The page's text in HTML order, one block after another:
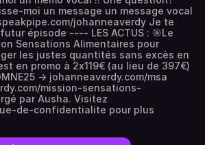
moi un message un message vocal
johanneaverdy Je te
épisode ---- LES ACTUS : 🎯Le
Sensations Alimentaires pour
les justes quantités sans excès en
en promo à 2x119€ (au lieu de 397€)
→ johanneaverdy.com/msa
mission-sensations-
par Ausha. Visitez
de-confidentialite pour plus